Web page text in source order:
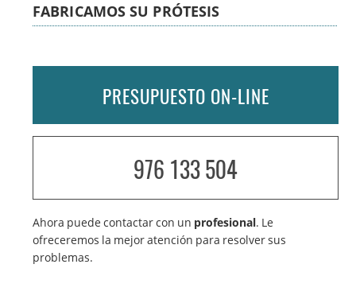
FABRICAMOS SU PRÓTESIS
PRESUPUESTO ON-LINE
976 133 504
Ahora puede contactar con un profesional. Le
ofreceremos la mejor atención para resolver sus
problemas.